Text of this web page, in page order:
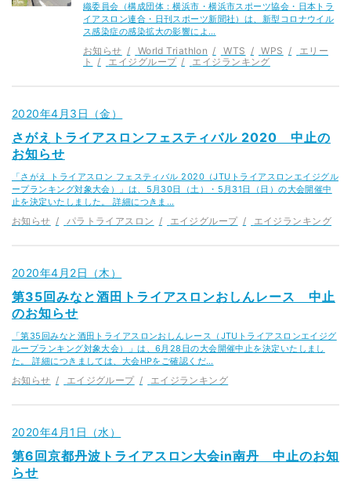
織委員会（構成団体：横浜市・横浜市スポーツ協会・日本トラ
イアスロン連合・日刊スポーツ新聞社）は、新型コロナウイル
ス感染症の感染拡大の影響によ…
お知らせ World Triathlon WTS WPS
エリー
ト
エイジグループ エイジランキング
2020年4月3日（金）
さがえトライアスロンフェスティバル 2020 中止の
お知らせ
「さがえ トライアスロン フェスティバル 2020（JTUトライアスロンエイジグル
ープランキング対象大会）」は、5月30日（土）・5月31日（日）の大会開催中
止を決定いたしました。 詳細につきま…
お知らせ パラトライアスロン エイジグループ エイジランキング
2020年4月2日（木）
第35回みなと酒田トライアスロンおしんレース 中止
のお知らせ
「第35回みなと酒田トライアスロンおしんレース（JTUトライアスロンエイジグ
ループランキング対象大会）」は、6⽉28⽇の大会開催中止を決定いたしまし
た。 詳細につきましては、大会HPをご確認くだ…
お知らせ エイジグループ エイジランキング
2020年4月1日（水）
第6回京都丹波トライアスロン大会in南丹 中止のお知
らせ